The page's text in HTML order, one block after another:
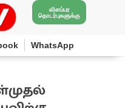
விளம்பர
தொடர்புகளுக்கு
WhatsApp